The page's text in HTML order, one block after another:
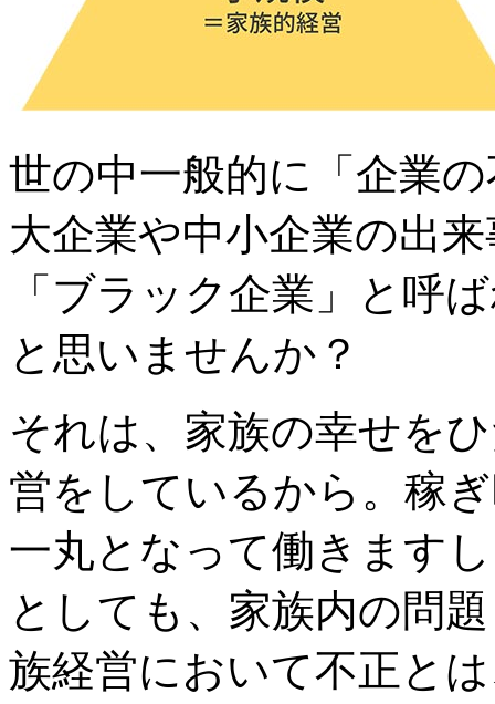
世の中一般的に「企業
大企業や中小企業の出
「ブラック企業」と呼
と思いませんか？
それは、家族の幸せを
営をしているから。稼
一丸となって働きます
としても、家族内の問
族経営において不正と